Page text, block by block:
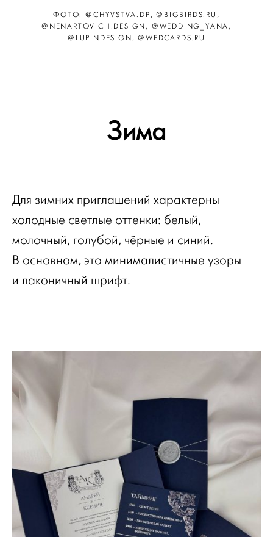
ФОТО: @CHYVSTVA.DP, @BIGBIRDS.RU,
@NENARTOVICH.DESIGN, @WEDDING_YANA,
@LUPINDESIGN, @WEDCARDS.RU
Зима
Для зимних приглашений характерны
холодные светлые оттенки: белый,
молочный, голубой, чёрные и синий.
В основном, это минималистичные узоры
и лаконичный шрифт.